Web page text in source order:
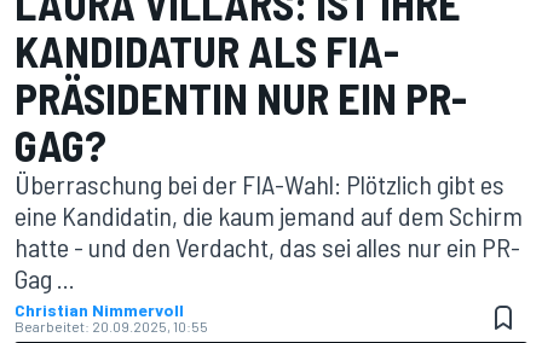
KANDIDATUR ALS FIA-
PRÄSIDENTIN NUR EIN PR-
GAG?
Überraschung bei der FIA-Wahl: Plötzlich gibt es
eine Kandidatin, die kaum jemand auf dem Schirm
hatte - und den Verdacht, das sei alles nur ein PR-
Gag ...
Christian Nimmervoll
Bearbeitet: 20.09.2025, 10:55